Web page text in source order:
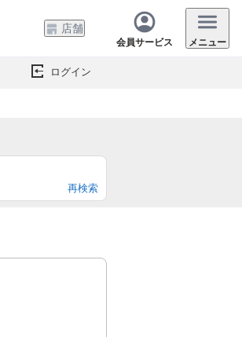
店舗
会員サービス メニュー
ログイン
再検索